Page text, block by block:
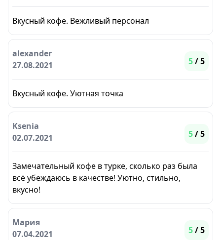
Вкусный кофе. Вежливый персонал
alexander
27.08.2021
5/ 5
Вкусный кофе. Уютная точка
Ksenia
02.07.2021
5/ 5
Замечательный кофе в турке, сколько раз была
всё убеждаюсь в качестве! Уютно, стильно,
вкусно!
Мария
07.04.2021
5/ 5